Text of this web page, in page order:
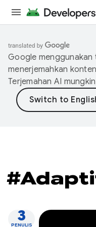
Google
menerjemahkan
Terjemahan AI
3
PENULIS